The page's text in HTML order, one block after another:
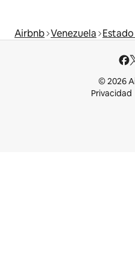
Airbnb Venezuela
© 2026
Privacidad